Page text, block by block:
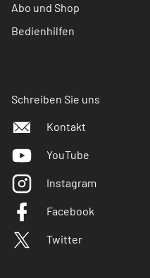
Abo und Shop
Bedienhilfen
Schreiben Sie uns
Kontakt
YouTube
Instagram
Facebook
Twitter